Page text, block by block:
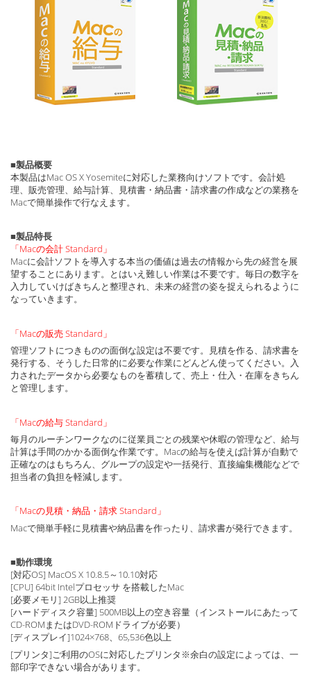
■製品概要
本製品はMac OS X Yosemiteに対応した業務向けソフトです。会計処
理、販売管理、給与計算、見積書・納品書・請求書の作成などの業務を
Macで簡単操作で行なえます。
■製品特長
「Macの会計 Standard」
Macに会計ソフトを導入する本当の価値は過去の情報から先の経営を展
望することにあります。とはいえ難しい作業は不要です。毎日の数字を
入力していけばきちんと整理され、未来の経営の姿を捉えられるように
なっていきます。
「Macの販売 Standard」
管理ソフトにつきものの面倒な設定は不要です。見積を作る、請求書を
発行する、そうした日常的に必要な作業にどんどん使ってください。入
力されたデータから必要なものを蓄積して、売上・仕入・在庫をきちん
と管理します。
「Macの給与 Standard」
毎月のルーチンワークなのに従業員ごとの残業や休暇の管理など、給与
計算は手間のかかる面倒な作業です。Macの給与を使えば計算が自動で
正確なのはもちろん、グループの設定や一括発行、直接編集機能などで
担当者の負担を軽減します。
「Macの見積・納品・請求 Standard」
Macで簡単手軽に見積書や納品書を作ったり、請求書が発行できます。
■動作環境
[対応OS] MacOS X 10.8.5～10.10対応
[CPU] 64bit Intelプロセッサ を搭載したMac
[必要メモリ] 2GB以上推奨
[ハードディスク容量] 500MB以上の空き容量（インストールにあたって
CD-ROMまたはDVD-ROMドライブが必要）
[ディスプレイ]1024×768、65,536色以上
[プリンタ]ご利用のOSに対応したプリンタ※余白の設定によっては、一
部印字できない場合があります。